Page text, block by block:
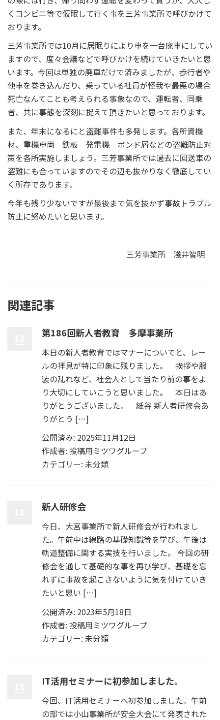
くコンビニ等で仮眠して行く事を三芳事業所で呼びかけて
おります。
三芳事業所では10月に居眠りにより車を一台廃車にしてい
ますので、度々会議などで呼びかけを続けていきたいと思
います。今回は単独の廃車だけで済みましたが、歩行者や
他車を巻き込んだり、乗っている社員が怪我や最悪の場合
死亡なんてことも考えられる事象なので、運転者、同乗
者、共に事態を深刻に捉えて頂きたいと思っております。
また、年末になるにと盗難事件も多発します。各所資機
材、重機車両 鉄板 発電機 ボンド屑などの盗難防止対
策を各所実施しましょう。三芳事業所では過去に回送車の
盗難にも合っていますのでその辺も抜かりなく徹底してい
く所存であります。
今年も残り少ないですが最後まで気を抜かず事故トラブル
防止に努めたいと思います。
三芳事業所 淺井智明
関連記事
第186回新人者教育 多摩事業所
本日の新人者教育ではマナーについてと、レー
ルの拝見が特に印象に残りました。 挨拶や服
装の乱れなど、社会人として当たり前の事をよ
り大切にしていこうと思いました。 本日はあ
りがとうございました。 紙谷 新人者研修会あ
りがとう […]
公開済み: 2025年11月12日
作成者: 投稿用ミツワグループ
カテゴリー: 未分類
新人研修会
今日、大宮事業所で新人研修会が行われまし
た。午前中は線路の基礎知識等を学び、午後は
軌道整備に関する実技を行いました。 今回の研
修会を通して基礎的な事を再び学び、基礎を忘
れずに事故を起こさないように気を付けていき
たいと思い […]
公開済み: 2023年5月18日
作成者: 投稿用ミツワグループ
カテゴリー: 未分類
IT活用セミナーに初参加しました。
今回、IT活用セミナーへ初参加しました。午前
の部では小山事業所が安全大会にて発表された